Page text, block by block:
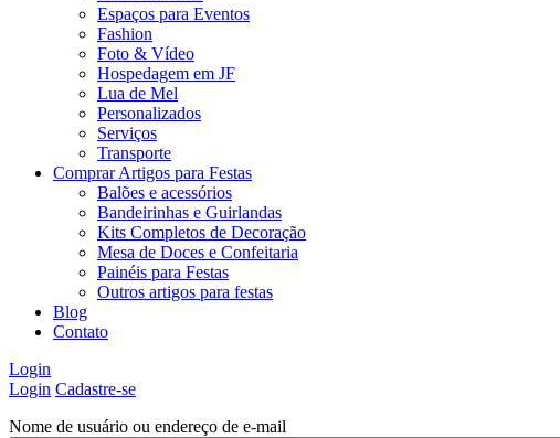
Espaços para Eventos
Fashion
Foto & Vídeo
Hospedagem em JF
Lua de Mel
Personalizados
Serviços
Transporte
Comprar Artigos para Festas
Balões e acessórios
Bandeirinhas e Guirlandas
Kits Completos de Decoração
Mesa de Doces e Confeitaria
Painéis para Festas
Outros artigos para festas
Blog
Contato
Login
Login Cadastre-se
Nome de usuário ou endereço de e-mail